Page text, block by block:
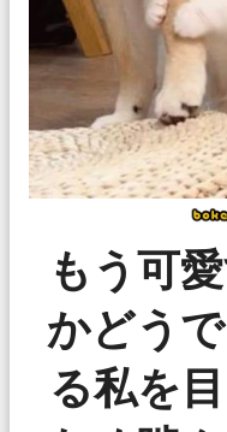
もう可
かどう
る私を